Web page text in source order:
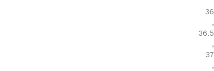
36
,
36.5
,
37
,